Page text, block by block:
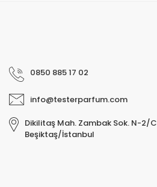
0850 885 17 02
info@testerparfum.com
Dikilitaş Mah. Zambak Sok. N-2/C
Beşiktaş/İstanbul